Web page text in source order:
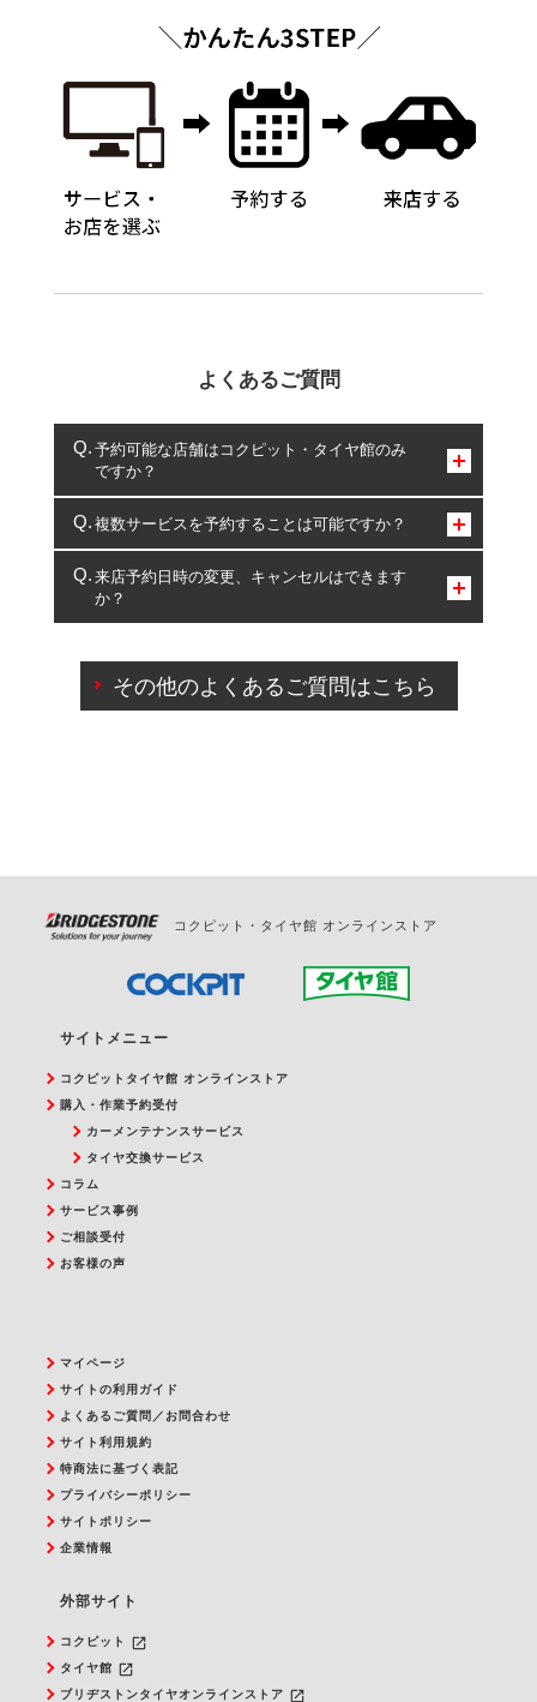
よくあるご質問
予約可能な店舗はコクピット・タイヤ館のみ
ですか？
コクピット・タイヤ館のみとなります。
複数サービスを予約することは可能ですか？
複数サービスのご予約は可能です。
一部の商品・サービスの組み合わせに限り、同時にご予約が
出来ないものもございます。
来店予約日時の変更、キャンセルはできます
か？
ご来店予約日の3営業日前を過ぎている場合のご予約
の日時変更につきましては、直接ご予約の店舗まで
その他のよくあるご質問はこちら
コクピット・タイヤ館 オンラインストア
サイトメニュー
コクピットタイヤ館 オンラインストア
購入・作業予約受付
カーメンテナンスサービス
タイヤ交換サービス
コラム
サービス事例
ご相談受付
お客様の声
マイページ
サイトの利用ガイド
よくあるご質問／お問合わせ
サイト利用規約
特商法に基づく表記
プライバシーポリシー
サイトポリシー
企業情報
外部サイト
コクピット launch
タイヤ館 launch
ブリヂストンタイヤオンラインストア launch